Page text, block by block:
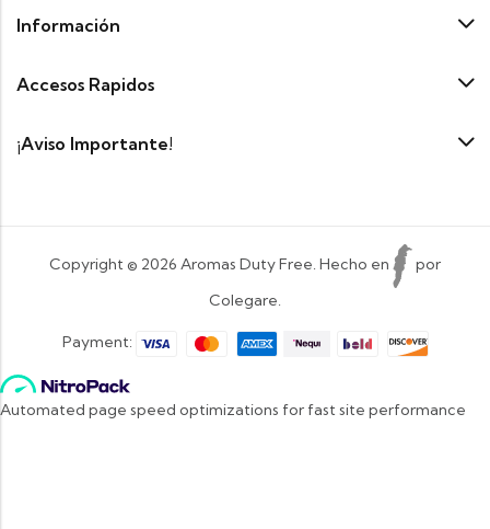
Información
Accesos Rapidos
¡Aviso Importante!
Copyright © 2026 Aromas Duty Free. Hecho en
por
Colegare.
Payment: